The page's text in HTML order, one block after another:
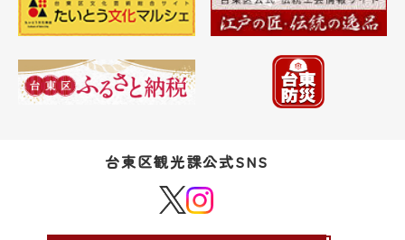
台東区観光課公式SNS